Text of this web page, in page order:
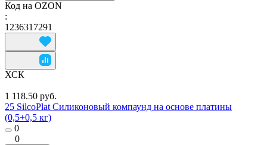
Код на OZON
:
1236317291
ХСК
1 118.50 руб.
25 SilcoPlat Силиконовый компаунд на основе платины
(0,5+0,5 кг)
0
0